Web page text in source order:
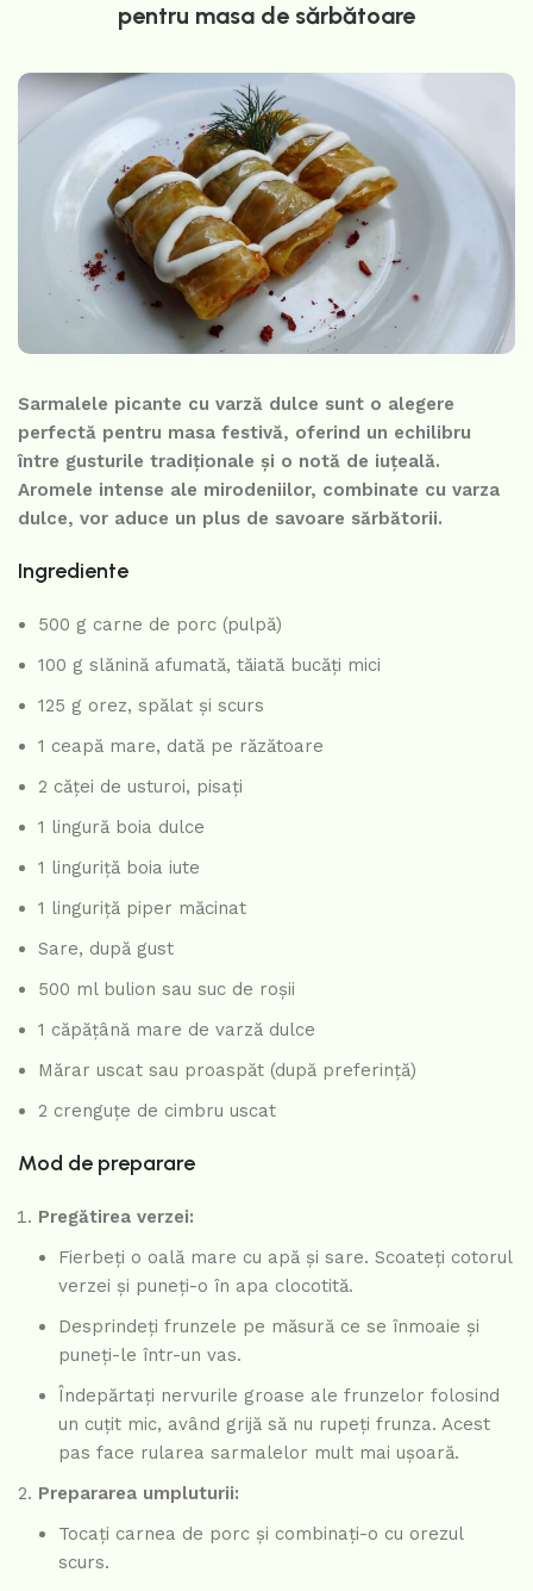
pentru masa de sărbătoare
Sarmalele picante cu varză dulce sunt o alegere
perfectă pentru masa festivă, oferind un echilibru
între gusturile tradiționale și o notă de iuțeală.
Aromele intense ale mirodeniilor, combinate cu varza
dulce, vor aduce un plus de savoare sărbătorii.
Ingrediente
500 g carne de porc (pulpă)
100 g slănină afumată, tăiată bucăți mici
125 g orez, spălat și scurs
1 ceapă mare, dată pe răzătoare
2 căței de usturoi, pisați
1 lingură boia dulce
1 linguriță boia iute
1 linguriță piper măcinat
Sare, după gust
500 ml bulion sau suc de roșii
1 căpățână mare de varză dulce
Mărar uscat sau proaspăt (după preferință)
2 crenguțe de cimbru uscat
Mod de preparare
Pregătirea verzei:
Fierbeți o oală mare cu apă și sare. Scoateți cotorul
verzei și puneți-o în apa clocotită.
Desprindeți frunzele pe măsură ce se înmoaie și
puneți-le într-un vas.
Îndepărtați nervurile groase ale frunzelor folosind
un cuțit mic, având grijă să nu rupeți frunza. Acest
pas face rularea sarmalelor mult mai ușoară.
Prepararea umpluturii:
Tocați carnea de porc și combinați-o cu orezul
scurs.